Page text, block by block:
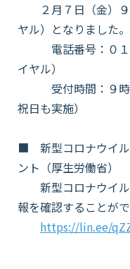
採用情報
お知らせ
各種問い合わせ
SDSダウンロード
オンラインスト
２月７日（金）９
ヤル）となりました。
電話番号：０１
イヤル）
受付時間：９時０
祝日も実施）
■ 新型コロナウイル
ント（厚生労働省）
新型コロナウイル
報を確認することがで
https://lin.ee/